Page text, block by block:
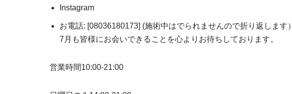
Instagram
お電話: [08036180173] (施術中はでられませんので折り返します）
7月も皆様にお会いできることを心よりお待ちしております。
営業時間10:00-21:00